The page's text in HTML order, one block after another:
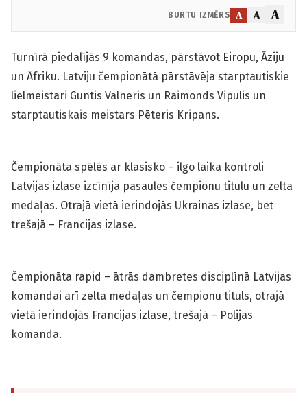
BURTU IZMĒRS A A A
Turnīrā piedalījās 9 komandas, pārstāvot Eiropu, Āziju
un Āfriku. Latviju čempionātā pārstāvēja starptautiskie
lielmeistari Guntis Valneris un Raimonds Vipulis un
starptautiskais meistars Pēteris Kripans.
Čempionāta spēlēs ar klasisko – ilgo laika kontroli
Latvijas izlase izcīnīja pasaules čempionu titulu un zelta
medaļas. Otrajā vietā ierindojās Ukrainas izlase, bet
trešajā – Francijas izlase.
Čempionāta rapid – ātrās dambretes disciplīnā Latvijas
komandai arī zelta medaļas un čempionu tituls, otrajā
vietā ierindojās Francijas izlase, trešajā – Polijas
komanda.